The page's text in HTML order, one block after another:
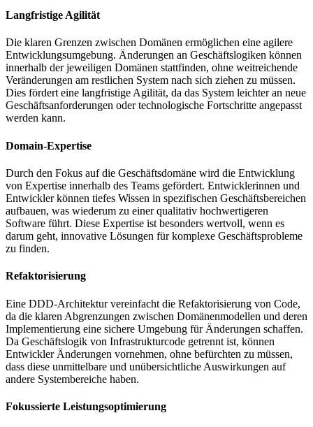
Langfristige Agilität
Die klaren Grenzen zwischen Domänen ermöglichen eine agilere
Entwicklungsumgebung. Änderungen an Geschäftslogiken können
innerhalb der jeweiligen Domänen stattfinden, ohne weitreichende
Veränderungen am restlichen System nach sich ziehen zu müssen.
Dies fördert eine langfristige Agilität, da das System leichter an neue
Geschäftsanforderungen oder technologische Fortschritte angepasst
werden kann.
Domain-Expertise
Durch den Fokus auf die Geschäftsdomäne wird die Entwicklung
von Expertise innerhalb des Teams gefördert. Entwicklerinnen und
Entwickler können tiefes Wissen in spezifischen Geschäftsbereichen
aufbauen, was wiederum zu einer qualitativ hochwertigeren
Software führt. Diese Expertise ist besonders wertvoll, wenn es
darum geht, innovative Lösungen für komplexe Geschäftsprobleme
zu finden.
Refaktorisierung
Eine DDD-Architektur vereinfacht die Refaktorisierung von Code,
da die klaren Abgrenzungen zwischen Domänenmodellen und deren
Implementierung eine sichere Umgebung für Änderungen schaffen.
Da Geschäftslogik von Infrastrukturcode getrennt ist, können
Entwickler Änderungen vornehmen, ohne befürchten zu müssen,
dass diese unmittelbare und unübersichtliche Auswirkungen auf
andere Systembereiche haben.
Fokussierte Leistungsoptimierung